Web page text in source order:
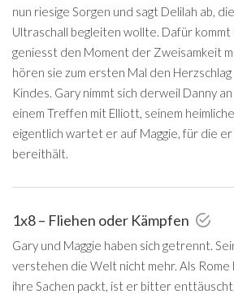
nun riesige Sorgen und sagt Delilah ab,
Ultraschall begleiten wollte. Dafür kommt
geniesst den Moment der Zweisamkeit
hören sie zum ersten Mal den
Kindes. Gary nimmt sich derweil Danny
einem Treffen mit Elliott, seinem
eigentlich wartet er auf Maggie, für die
bereithält.
1x8 – Fliehen oder Kämpfen
Gary und Maggie haben sich getrennt.
verstehen die Welt nicht mehr. Als Rome
ihre Sachen packt, ist er bitter